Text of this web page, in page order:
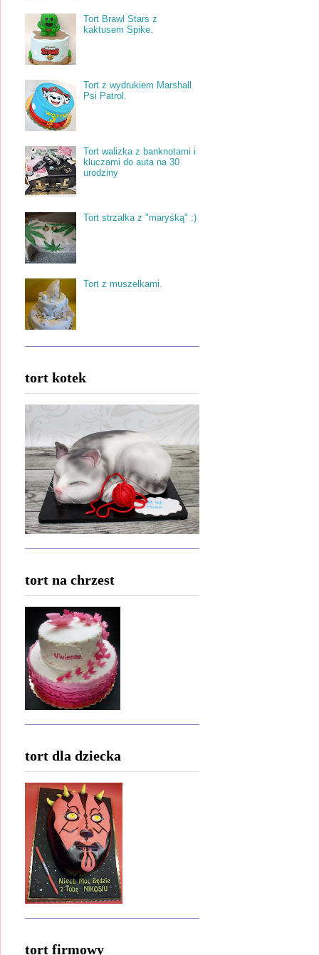
Tort Brawl Stars z
kaktusem Spike.
Tort z wydrukiem Marshall
Psi Patrol.
Tort walizka z banknotami i
kluczami do auta na 30
urodziny
Tort strzałka z "maryśką" :)
Tort z muszelkami.
tort kotek
tort na chrzest
tort dla dziecka
tort firmowy